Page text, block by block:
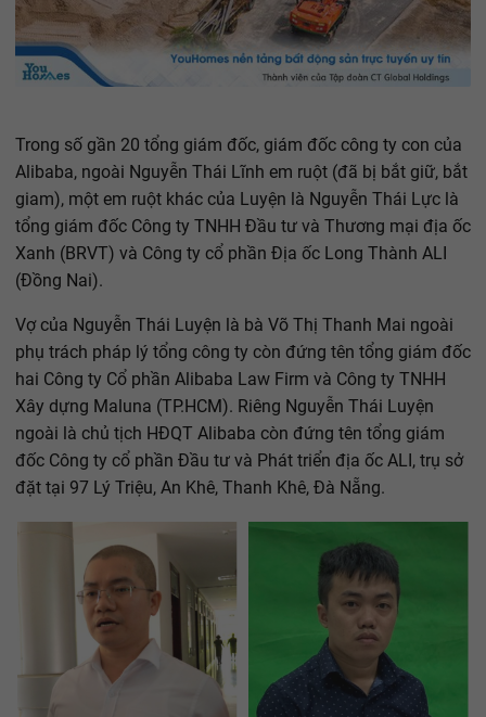
Trong số gần 20 tổng giám đốc, giám đốc công ty con của
Alibaba, ngoài Nguyễn Thái Lĩnh em ruột (đã bị bắt giữ, bắt
giam), một em ruột khác của Luyện là Nguyễn Thái Lực là
tổng giám đốc Công ty TNHH Đầu tư và Thương mại địa ốc
Xanh (BRVT) và Công ty cổ phần Địa ốc Long Thành ALI
(Đồng Nai).
Vợ của Nguyễn Thái Luyện là bà Võ Thị Thanh Mai ngoài
phụ trách pháp lý tổng công ty còn đứng tên tổng giám đốc
hai Công ty Cổ phần Alibaba Law Firm và Công ty TNHH
Xây dựng Maluna (TP.HCM). Riêng Nguyễn Thái Luyện
ngoài là chủ tịch HĐQT Alibaba còn đứng tên tổng giám
đốc Công ty cổ phần Đầu tư và Phát triển địa ốc ALI, trụ sở
đặt tại 97 Lý Triệu, An Khê, Thanh Khê, Đà Nẵng.